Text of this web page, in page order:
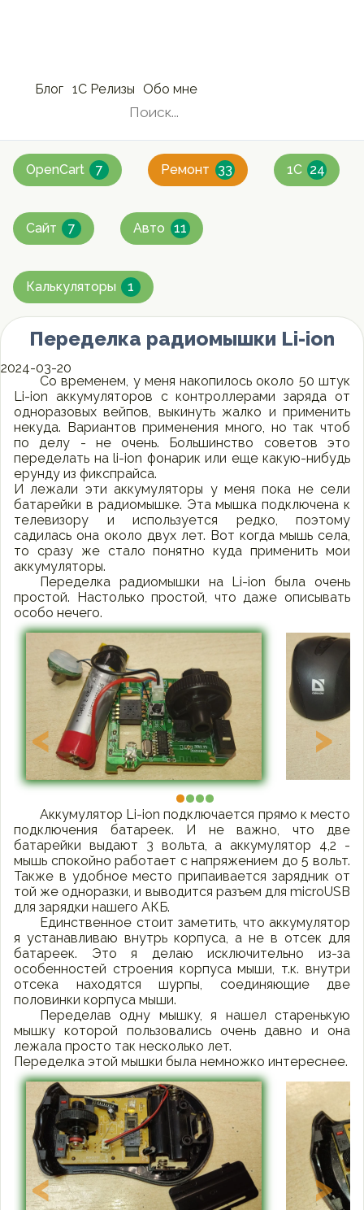
Блог 1С Релизы Обо мне
OpenCart 7 Ремонт 33 1C 24
Сайт 7 Авто 11
Калькуляторы 1
Переделка радиомышки Li-ion
2024-03-20
Со временем, у меня накопилось около 50 штук
Li-ion аккумуляторов с контроллерами заряда от
одноразовых вейпов, выкинуть жалко и применить
некуда. Вариантов применения много, но так чтоб
по делу - не очень. Большинство советов это
переделать на li-ion фонарик или еще какую-нибудь
ерунду из фикспрайса.
И лежали эти аккумуляторы у меня пока не сели
батарейки в радиомышке. Эта мышка подключена к
телевизору и используется редко, поэтому
садилась она около двух лет. Вот когда мышь села,
то сразу же стало понятно куда применить мои
аккумуляторы.
Переделка радиомышки на Li-ion была очень
простой. Настолько простой, что даже описывать
особо нечего.
>
<
Аккумулятор Li-ion подключается прямо к место
подключения батареек. И не важно, что две
батарейки выдают 3 вольта, а аккумулятор 4,2 -
мышь спокойно работает с напряжением до 5 вольт.
Также в удобное место припаивается зарядник от
той же одноразки, и выводится разъем для microUSB
для зарядки нашего АКБ.
Единственное стоит заметить, что аккумулятор
я устанавливаю внутрь корпуса, а не в отсек для
батареек. Это я делаю исключительно из-за
особенностей строения корпуса мыши, т.к. внутри
отсека находятся шурпы, соединяющие две
половинки корпуса мыши.
Переделав одну мышку, я нашел старенькую
мышку которой пользовались очень давно и она
лежала просто так несколько лет.
Переделка этой мышки была немножко интереснее.
>
<